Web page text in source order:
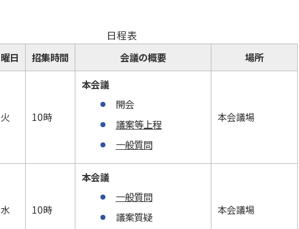
日程表
曜日 招集時間 会議の概要 場所
火 10時
本会議
開会
議案等上程
一般質問
本会議場
水 10時
本会議
一般質問
議案質疑
本会議場